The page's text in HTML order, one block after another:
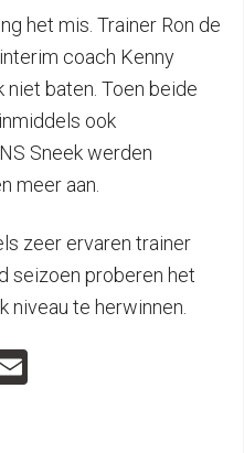
het mis. Trainer Ron de
coach Kenny
niet baten. Toen beide
ook
Sneek werden
meer aan.
zeer ervaren trainer
seizoen proberen het
niveau te herwinnen.